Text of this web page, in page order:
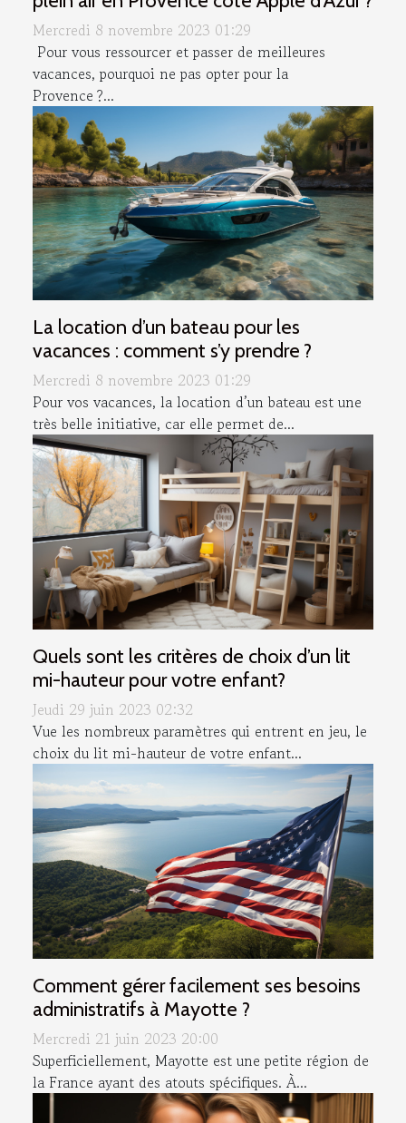
Mercredi 8 novembre 2023 01:29
Pour vous ressourcer et passer de meilleures
vacances, pourquoi ne pas opter pour la
Provence ?...
La location d’un bateau pour les
vacances : comment s’y prendre ?
Mercredi 8 novembre 2023 01:29
Pour vos vacances, la location d’un bateau est une
très belle initiative, car elle permet de...
Quels sont les critères de choix d’un lit
mi-hauteur pour votre enfant?
Jeudi 29 juin 2023 02:32
Vue les nombreux paramètres qui entrent en jeu, le
choix du lit mi-hauteur de votre enfant...
Comment gérer facilement ses besoins
administratifs à Mayotte ?
Mercredi 21 juin 2023 20:00
Superficiellement, Mayotte est une petite région de
la France ayant des atouts spécifiques. À...